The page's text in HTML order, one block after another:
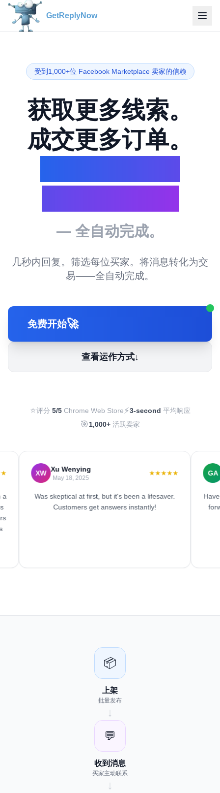
GetReplyNow
受到1,000+位 Facebook Marketplace 卖家的信赖
获取更多线索。
成交更多订单。
— 全自动完成。
几秒内回复。筛选每位买家。将消息转化为交
易——全自动完成。
免费开始🚀
查看运作方式↓
⭐评分 5/5 Chrome Web Store⚡3-second 平均响应
🎯1,000+ 活跃卖家
Xu Wenying
May 18, 2025
★★★★★
Was skeptical at first, but it's been a lifesaver.
Customers get answers instantly!
Have
📦
上架
批量发布
↓
💬
收到消息
买家主动联系
↓